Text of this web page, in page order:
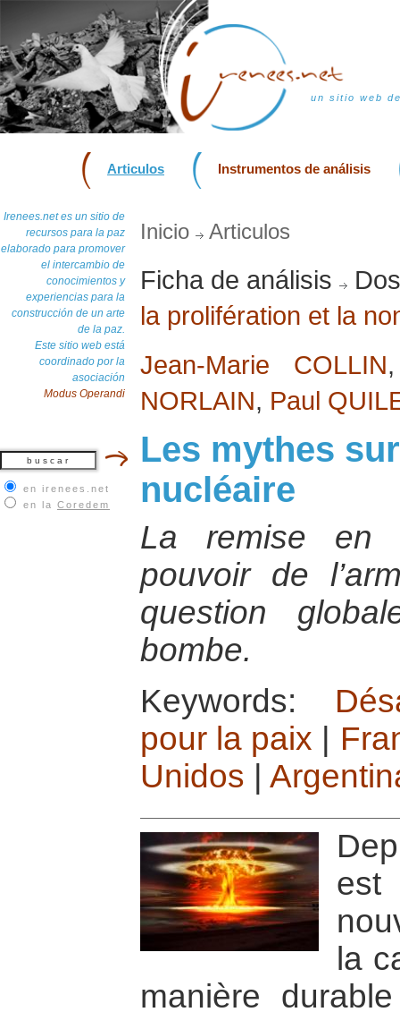
un sitio web
Articulos Instrumentos de análisis
Irenees.net es un sitio de
recursos para la paz
elaborado para promover
el intercambio de
conocimientos y
experiencias para la
construcción de un arte
de la paz.
Este sitio web está
coordinado por la
asociación
Modus Operandi
en irenees.net
en la Coredem
Inicio Articulos
Ficha de análisis
la prolifération et la
Jean-Marie COLLIN
NORLAIN, Paul
Les mythes
nucléaire
La remise en
pouvoir de
question
bombe.
Keywords:
pour la paix
Unidos
la
manière